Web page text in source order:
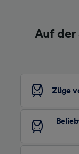
Auf der
Züge
verwendet,
Verwendung
aktiv
von